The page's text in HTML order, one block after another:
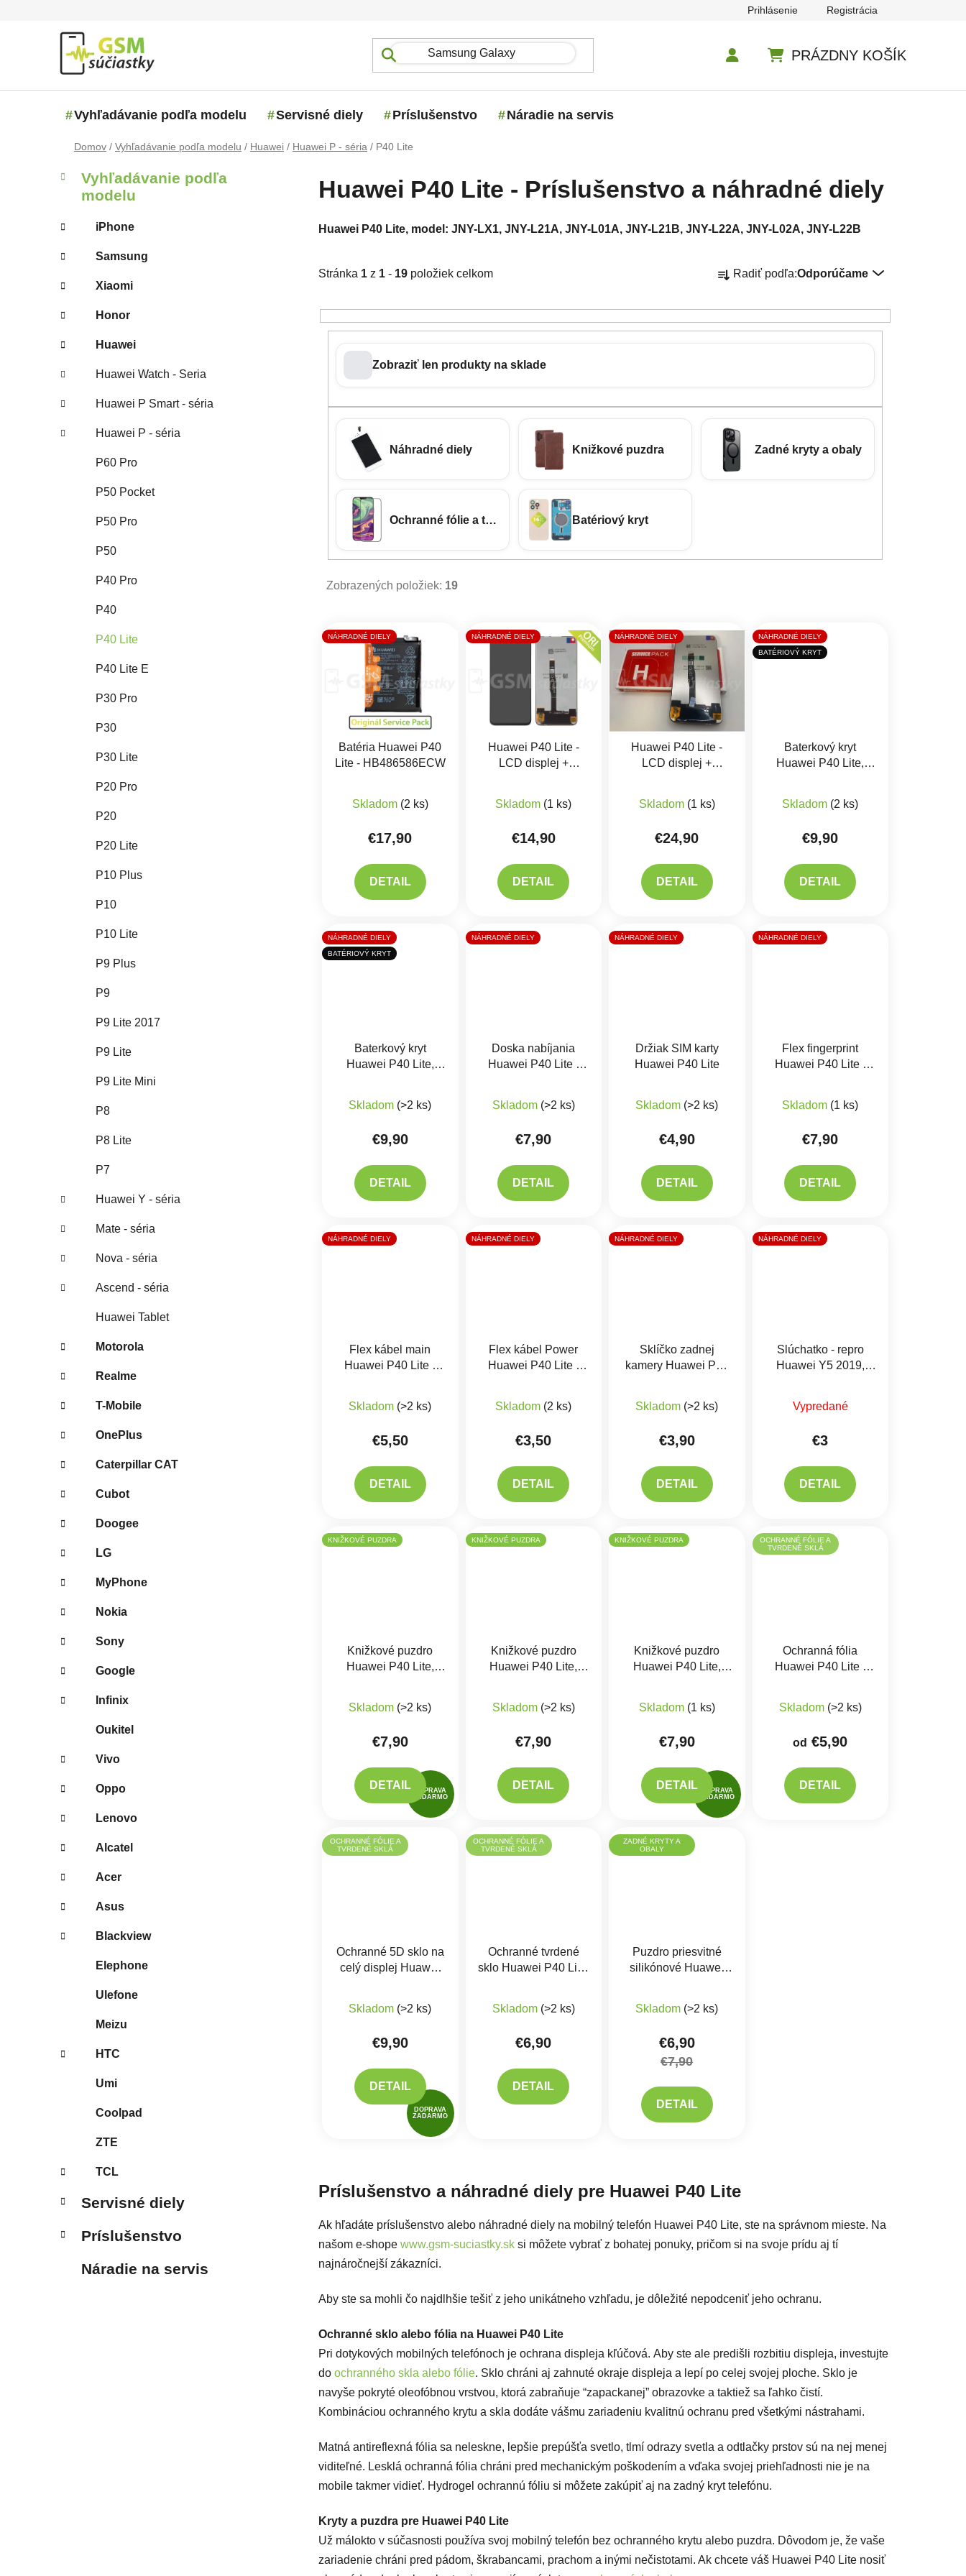
Prihlásenie Registrácia
PRÁZDNY KOŠÍK
Vyhľadávanie podľa modelu Servisné diely Príslušenstvo Náradie na servis
Domov / Vyhľadávanie podľa modelu / Huawei / Huawei P - séria / P40 Lite
Bočný panel
Kategórie
Vyhľadávanie podľa
modelu
iPhone
Samsung
Xiaomi
Honor
Huawei
Huawei Watch - Seria
Huawei P Smart - séria
Huawei P - séria
P60 Pro
P50 Pocket
P50 Pro
P50
P40 Pro
P40
P40 Lite
P40 Lite E
P30 Pro
P30
P30 Lite
P20 Pro
P20
P20 Lite
P10 Plus
P10
P10 Lite
P9 Plus
P9
P9 Lite 2017
P9 Lite
P9 Lite Mini
P8
P8 Lite
P7
Huawei Y - séria
Mate - séria
Nova - séria
Ascend - séria
Huawei Tablet
Motorola
Realme
T-Mobile
OnePlus
Caterpillar CAT
Cubot
Doogee
LG
MyPhone
Nokia
Sony
Google
Infinix
Oukitel
Vivo
Oppo
Lenovo
Alcatel
Acer
Asus
Blackview
Elephone
Ulefone
Meizu
HTC
Umi
Coolpad
ZTE
TCL
Servisné diely
Príslušenstvo
Náradie na servis
Huawei P40 Lite - Príslušenstvo a náhradné diely
Huawei P40 Lite, model: JNY-LX1, JNY-L21A, JNY-L01A, JNY-L21B, JNY-L22A, JNY-L02A, JNY-L22B
Stránka 1 z 1 - 19 položiek celkom Radiť podľa:Odporúčame
Zobraziť len produkty na sklade
Náhradné diely Knižkové puzdra Zadné kryty a obaly
Ochranné fólie a tvrdené sklá Batériový kryt
Zobrazených položiek: 19
Výpis produktov
NÁHRADNÉ DIELY
Batéria Huawei P40
Lite - HB486586ECW
Skladom (2 ks)
€17,90
DETAIL
NÁHRADNÉ DIELY
Huawei P40 Lite -
LCD displej +
Skladom (1 ks)
€14,90
DETAIL
NÁHRADNÉ DIELY
Huawei P40 Lite -
LCD displej +
Skladom (1 ks)
€24,90
DETAIL
NÁHRADNÉ DIELY
BATÉRIOVÝ KRYT
Baterkový kryt
Huawei P40 Lite,
Skladom (2 ks)
€9,90
DETAIL
NÁHRADNÉ DIELY
BATÉRIOVÝ KRYT
Baterkový kryt
Huawei P40 Lite,
Skladom (>2 ks)
€9,90
DETAIL
NÁHRADNÉ DIELY
Doska nabíjania
Huawei P40 Lite -
Skladom (>2 ks)
€7,90
DETAIL
NÁHRADNÉ DIELY
Držiak SIM karty
Huawei P40 Lite
Skladom (>2 ks)
€4,90
DETAIL
NÁHRADNÉ DIELY
Flex fingerprint
Huawei P40 Lite -
Skladom (1 ks)
€7,90
DETAIL
NÁHRADNÉ DIELY
Flex kábel main
Huawei P40 Lite -
Skladom (>2 ks)
€5,50
DETAIL
NÁHRADNÉ DIELY
Flex kábel Power
Huawei P40 Lite -
Skladom (2 ks)
€3,50
DETAIL
NÁHRADNÉ DIELY
Sklíčko zadnej
kamery Huawei P40
Skladom (>2 ks)
€3,90
DETAIL
NÁHRADNÉ DIELY
Slúchatko - repro
Huawei Y5 2019,
Vypredané
€3
DETAIL
KNIŽKOVÉ PUZDRA
DOPRAVA
ZADARMO
Knižkové puzdro
Huawei P40 Lite,
Skladom (>2 ks)
€7,90
DETAIL
KNIŽKOVÉ PUZDRA
Knižkové puzdro
Huawei P40 Lite,
Skladom (>2 ks)
€7,90
DETAIL
KNIŽKOVÉ PUZDRA
DOPRAVA
ZADARMO
Knižkové puzdro
Huawei P40 Lite,
Skladom (1 ks)
€7,90
DETAIL
OCHRANNÉ FÓLIE A
TVRDENÉ SKLÁ
Ochranná fólia
Huawei P40 Lite -
Skladom (>2 ks)
od €5,90
DETAIL
OCHRANNÉ FÓLIE A
TVRDENÉ SKLÁ
DOPRAVA
ZADARMO
Ochranné 5D sklo na
celý displej Huawei
Skladom (>2 ks)
€9,90
DETAIL
OCHRANNÉ FÓLIE A
TVRDENÉ SKLÁ
Ochranné tvrdené
sklo Huawei P40 Lite,
Skladom (>2 ks)
€6,90
DETAIL
ZADNÉ KRYTY A
OBALY
Puzdro priesvitné
silikónové Huawei
Skladom (>2 ks)
€6,90
€7,90
DETAIL
Príslušenstvo a náhradné diely pre Huawei P40 Lite
Ak hľadáte príslušenstvo alebo náhradné diely na mobilný telefón Huawei P40 Lite, ste na správnom mieste. Na
našom e-shope www.gsm-suciastky.sk si môžete vybrať z bohatej ponuky, pričom si na svoje prídu aj tí
najnáročnejší zákazníci.
Aby ste sa mohli čo najdlhšie tešiť z jeho unikátneho vzhľadu, je dôležité nepodceniť jeho ochranu.
Ochranné sklo alebo fólia na Huawei P40 Lite
Pri dotykových mobilných telefónoch je ochrana displeja kľúčová. Aby ste ale predišli rozbitiu displeja, investujte
do ochranného skla alebo fólie. Sklo chráni aj zahnuté okraje displeja a lepí po celej svojej ploche. Sklo je
navyše pokryté oleofóbnou vrstvou, ktorá zabraňuje “zapackanej” obrazovke a taktiež sa ľahko čistí.
Kombináciou ochranného krytu a skla dodáte vášmu zariadeniu kvalitnú ochranu pred všetkými nástrahami.
Matná antireflexná fólia sa neleskne, lepšie prepúšťa svetlo, tlmí odrazy svetla a odtlačky prstov sú na nej menej
viditeľné. Lesklá ochranná fólia chráni pred mechanickým poškodením a vďaka svojej priehľadnosti nie je na
mobile takmer vidieť. Hydrogel ochrannú fóliu si môžete zakúpiť aj na zadný kryt telefónu.
Kryty a puzdra pre Huawei P40 Lite
Už málokto v súčasnosti používa svoj mobilný telefón bez ochranného krytu alebo puzdra. Dôvodom je, že vaše
zariadenie chráni pred pádom, škrabancami, prachom a inými nečistotami. Ak chcete váš Huawei P40 Lite nosiť